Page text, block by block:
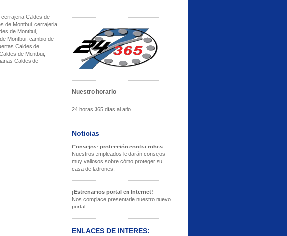
Caldes de
de Montbui, cerrajeria
de Montbui,
Montbui, cambio de
Caldes de
de Montbui,
Caldes de
Nuestro horario
24 horas 365 días al año
Noticias
Consejos: protección contra robos
Nuestros empleados le darán consejos
muy valiosos sobre cómo proteger su
casa de ladrones.
¡Estrenamos portal en Internet!
Nos complace presentarle nuestro nuevo
portal.
ENLACES DE INTERES: